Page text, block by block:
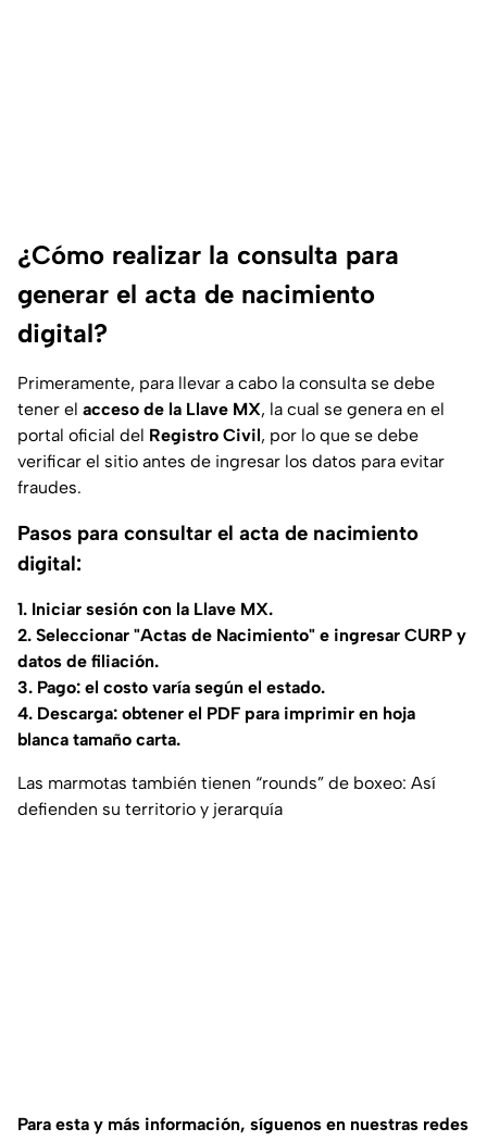
¿Cómo realizar la consulta para
generar el acta de nacimiento
digital?
Primeramente, para llevar a cabo la consulta se debe
tener el acceso de la Llave MX, la cual se genera en el
portal oficial del Registro Civil, por lo que se debe
verificar el sitio antes de ingresar los datos para evitar
fraudes.
Pasos para consultar el acta de nacimiento
digital:
1. Iniciar sesión con la Llave MX.
2. Seleccionar "Actas de Nacimiento" e ingresar CURP y
datos de filiación.
3. Pago: el costo varía según el estado.
4. Descarga: obtener el PDF para imprimir en hoja
blanca tamaño carta.
Las marmotas también tienen “rounds” de boxeo: Así
defienden su territorio y jerarquía
Para esta y más información, síguenos en nuestras redes